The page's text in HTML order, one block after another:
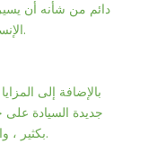
دائم من شأنه أن
الإنساني والتفاهم يمكن أن تتغلب على اللاعقلانية.
جديدة السيادة
بكثير ، والتي يمكن أن تترجم إلى نمو وتنمية اقتصادية.